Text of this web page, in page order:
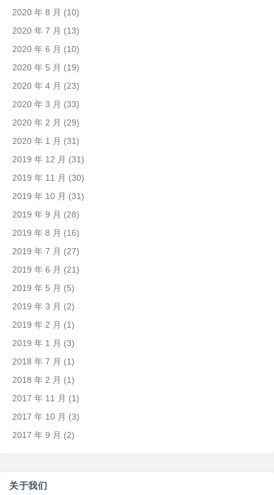
2020 年 8 月 (10)
2020 年 7 月 (13)
2020 年 6 月 (10)
2020 年 5 月 (19)
2020 年 4 月 (23)
2020 年 3 月 (33)
2020 年 2 月 (29)
2020 年 1 月 (31)
2019 年 12 月 (31)
2019 年 11 月 (30)
2019 年 10 月 (31)
2019 年 9 月 (28)
2019 年 8 月 (16)
2019 年 7 月 (27)
2019 年 6 月 (21)
2019 年 5 月 (5)
2019 年 3 月 (2)
2019 年 2 月 (1)
2019 年 1 月 (3)
2018 年 7 月 (1)
2018 年 2 月 (1)
2017 年 11 月 (1)
2017 年 10 月 (3)
2017 年 9 月 (2)
关于我们